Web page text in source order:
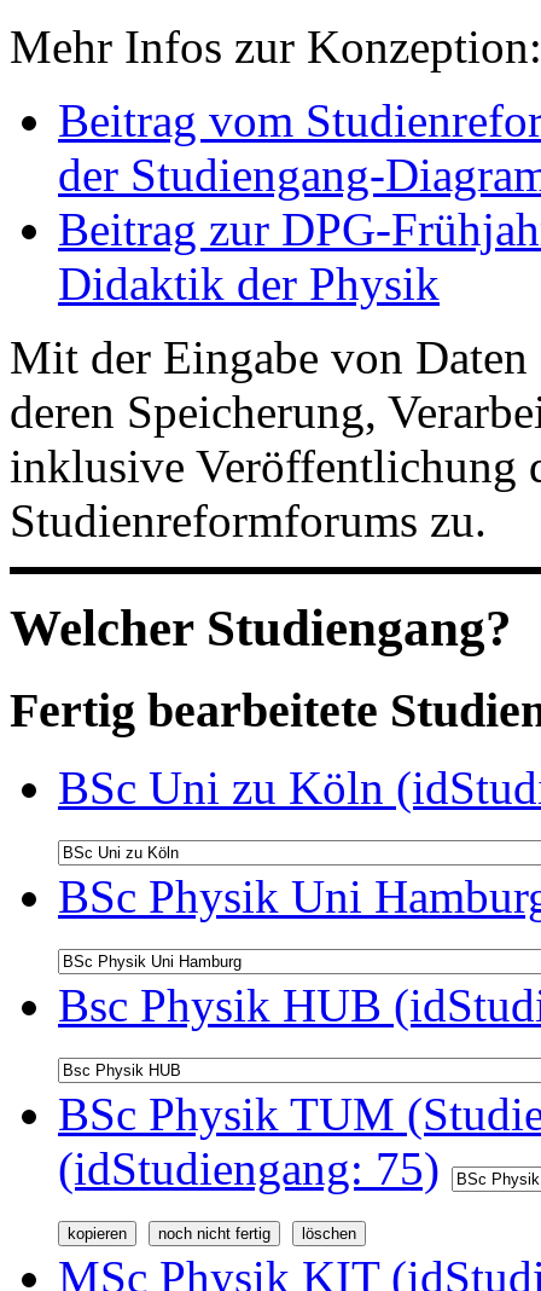
Mehr Infos zur Konzeption:
Beitrag vom
der Studiengang-
Beitrag zur DPG-
Didaktik der Physik
Mit der Eingabe von Daten
deren Speicherung,
inklusive Veröffentlichung
Studienreformforums zu.
Welcher Studiengang?
Fertig bearbeitete
BSc Uni zu Köln
BSc Physik Uni
Bsc Physik HUB
BSc Physik TUM
(idStudiengang: 75)
MSc Physik KIT